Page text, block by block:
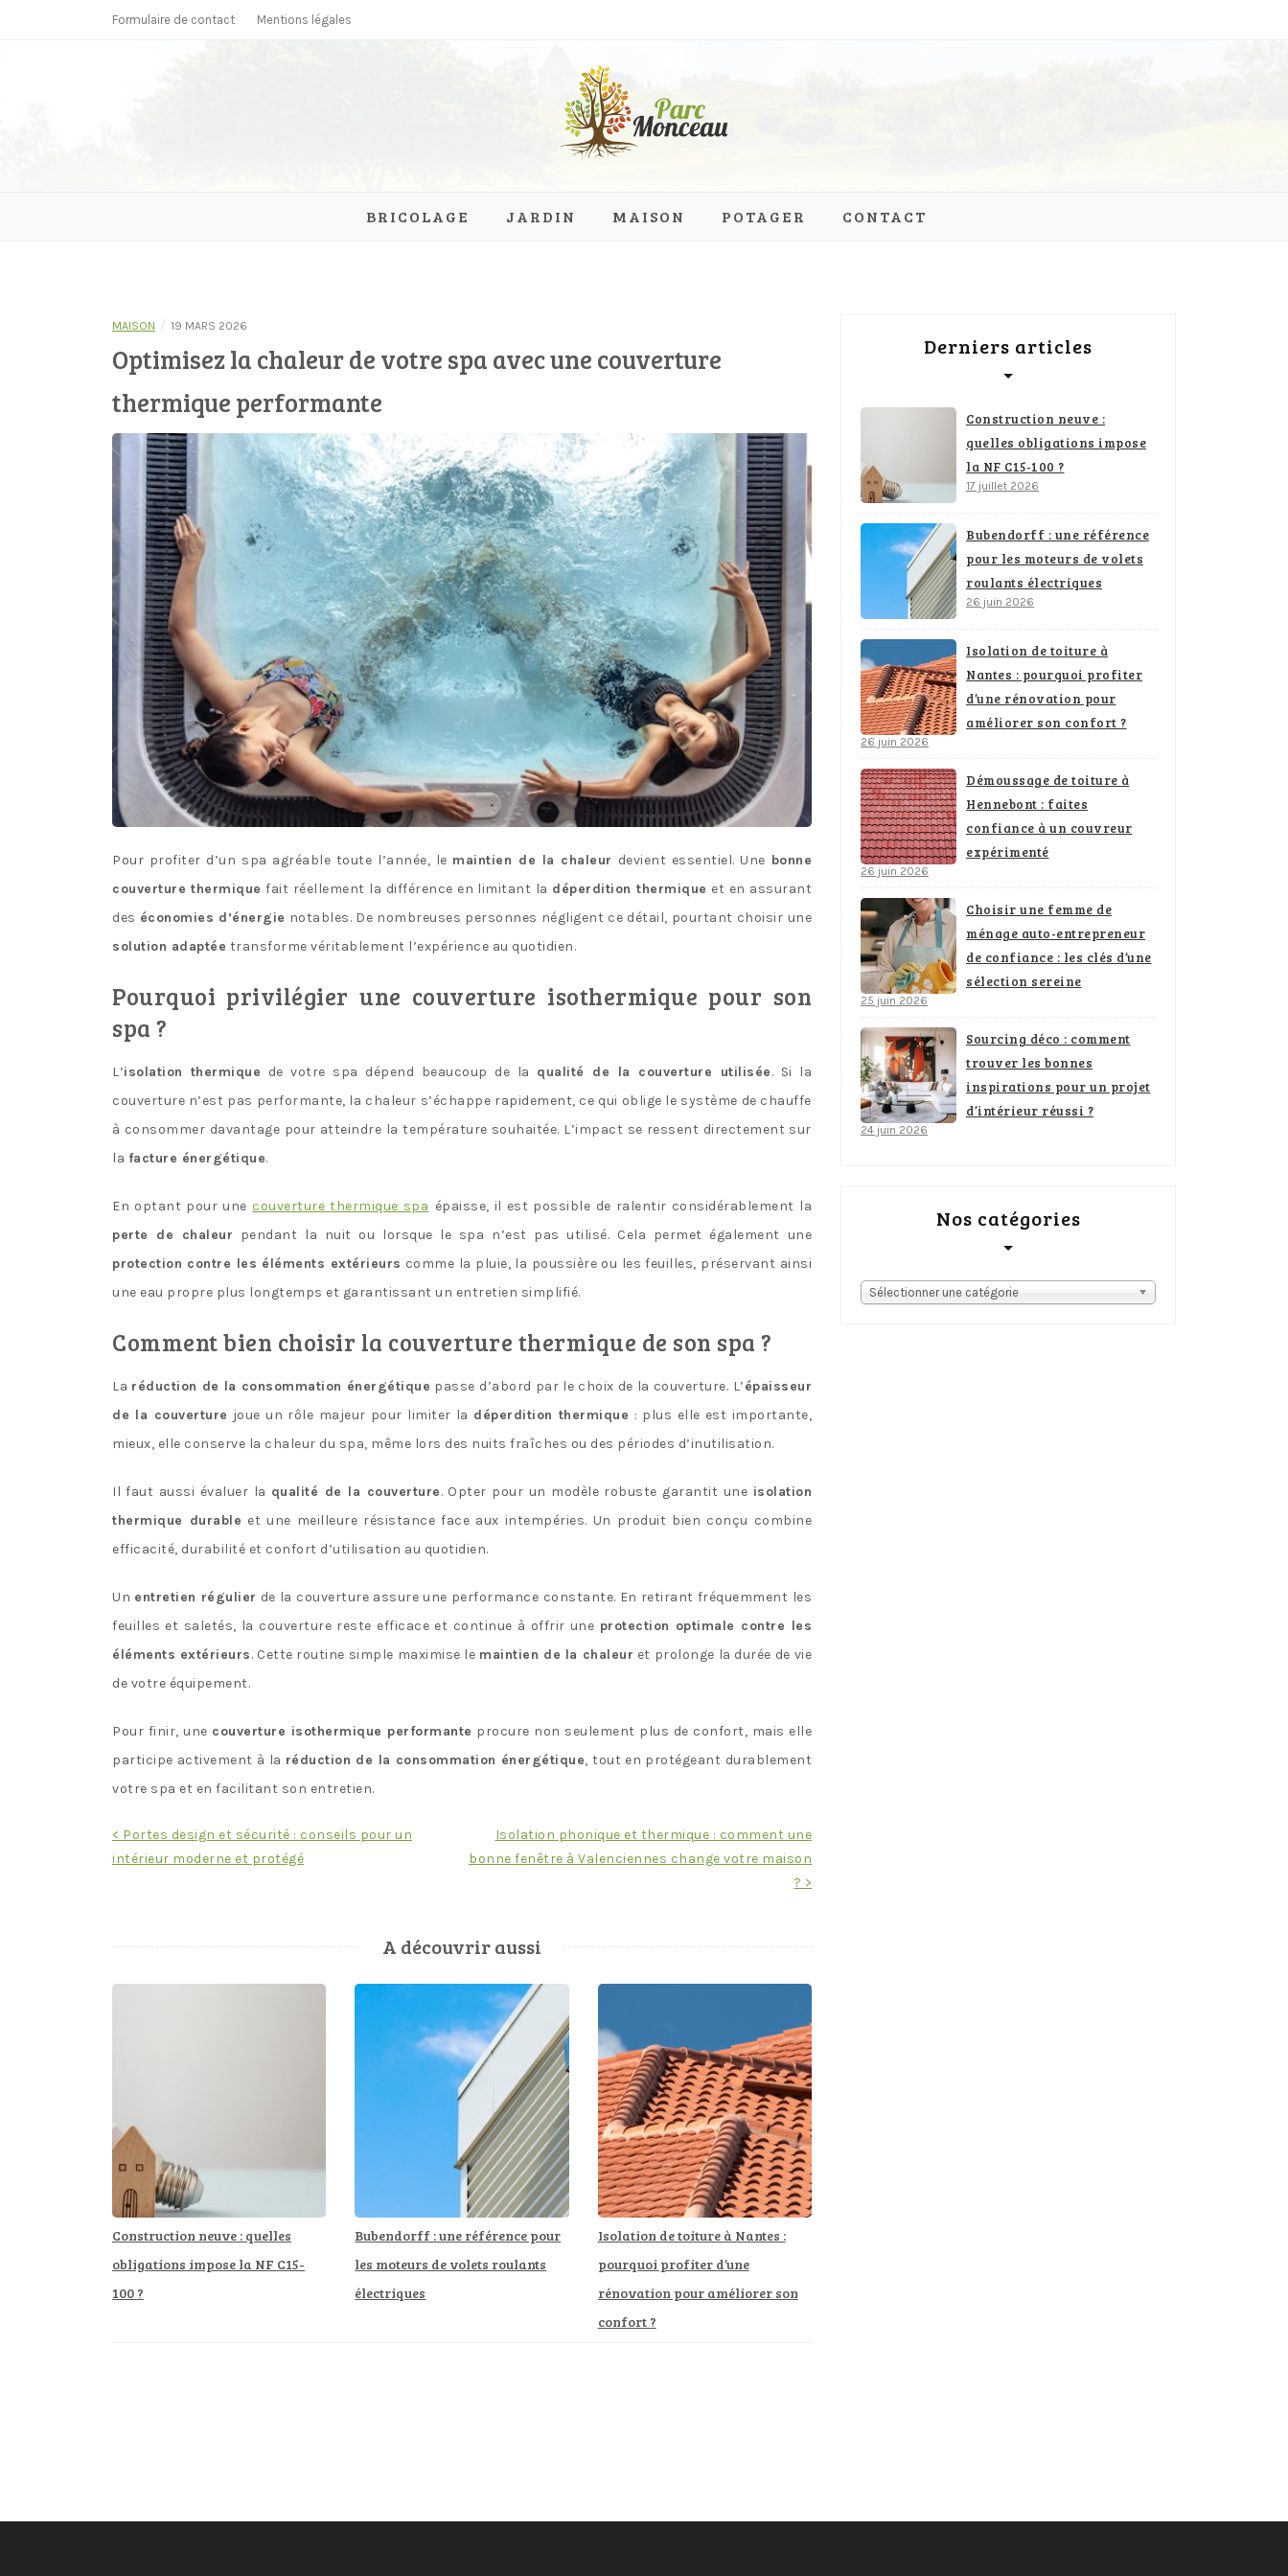
Formulaire de contact Mentions légales
parcmonceau.org
BRICOLAGE JARDIN MAISON POTAGER CONTACT
MAISON / 19 MARS 2026
Optimisez la chaleur de votre spa avec une couverture
thermique performante
Pour profiter d’un spa agréable toute l’année, le maintien de la chaleur devient essentiel. Une bonne
couverture thermique fait réellement la différence en limitant la déperdition thermique et en assurant
des économies d’énergie notables. De nombreuses personnes négligent ce détail, pourtant choisir une
solution adaptée transforme véritablement l’expérience au quotidien.
Pourquoi privilégier une couverture isothermique pour son
spa ?
L’isolation thermique de votre spa dépend beaucoup de la qualité de la couverture utilisée. Si la
couverture n’est pas performante, la chaleur s’échappe rapidement, ce qui oblige le système de chauffe
à consommer davantage pour atteindre la température souhaitée. L’impact se ressent directement sur
la facture énergétique.
En optant pour une couverture thermique spa épaisse, il est possible de ralentir considérablement la
perte de chaleur pendant la nuit ou lorsque le spa n’est pas utilisé. Cela permet également une
protection contre les éléments extérieurs comme la pluie, la poussière ou les feuilles, préservant ainsi
une eau propre plus longtemps et garantissant un entretien simplifié.
Comment bien choisir la couverture thermique de son spa ?
La réduction de la consommation énergétique passe d’abord par le choix de la couverture. L’épaisseur
de la couverture joue un rôle majeur pour limiter la déperdition thermique : plus elle est importante,
mieux, elle conserve la chaleur du spa, même lors des nuits fraîches ou des périodes d’inutilisation.
Il faut aussi évaluer la qualité de la couverture. Opter pour un modèle robuste garantit une isolation
thermique durable et une meilleure résistance face aux intempéries. Un produit bien conçu combine
efficacité, durabilité et confort d’utilisation au quotidien.
Un entretien régulier de la couverture assure une performance constante. En retirant fréquemment les
feuilles et saletés, la couverture reste efficace et continue à offrir une protection optimale contre les
éléments extérieurs. Cette routine simple maximise le maintien de la chaleur et prolonge la durée de vie
de votre équipement.
Pour finir, une couverture isothermique performante procure non seulement plus de confort, mais elle
participe activement à la réduction de la consommation énergétique, tout en protégeant durablement
votre spa et en facilitant son entretien.
Navigation
de
< Portes design et sécurité : conseils pour un
intérieur moderne et protégé
Isolation phonique et thermique : comment une
bonne fenêtre à Valenciennes change votre maison
? >
A découvrir aussi
Construction neuve : quelles
obligations impose la NF C15-
100 ?
Bubendorff : une référence pour
les moteurs de volets roulants
électriques
Isolation de toiture à Nantes :
pourquoi profiter d’une
rénovation pour améliorer son
confort ?
Derniers articles
Construction neuve :
quelles obligations impose
la NF C15-100 ?
17 juillet 2026
Bubendorff : une référence
pour les moteurs de volets
roulants électriques
26 juin 2026
Isolation de toiture à
Nantes : pourquoi profiter
d’une rénovation pour
améliorer son confort ?
26 juin 2026
Démoussage de toiture à
Hennebont : faites
confiance à un couvreur
expérimenté
26 juin 2026
Choisir une femme de
ménage auto-entrepreneur
de confiance : les clés d’une
sélection sereine
25 juin 2026
Sourcing déco : comment
trouver les bonnes
inspirations pour un projet
d’intérieur réussi ?
24 juin 2026
Nos catégories
Sélectionner une catégorie